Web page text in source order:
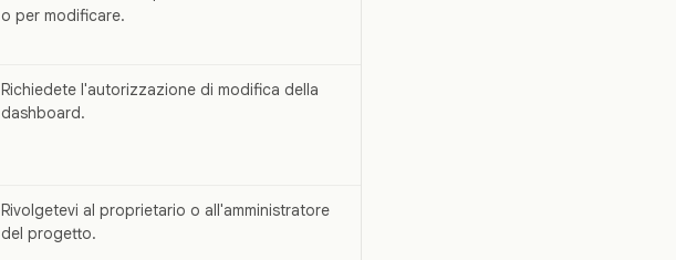
o per modificare.
Richiedete l'autorizzazione di modifica della
dashboard.
Rivolgetevi al proprietario o all'amministratore
del progetto.